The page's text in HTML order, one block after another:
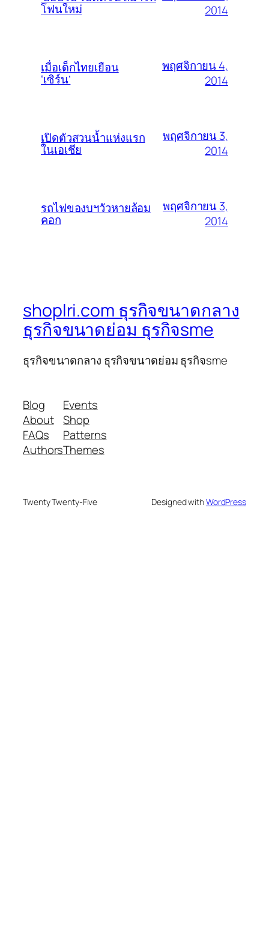
โฟนใหม่
2014
เมื่อเด็กไทยเยือน
‘เซิร์น’
พฤศจิกายน 4,
2014
เปิดตัวสวนน้ำแห่งแรก
ในเอเชีย
พฤศจิกายน 3,
2014
รถไฟของบฯวัวหายล้อม
คอก
พฤศจิกายน 3,
2014
shoplri.com ธุรกิจขนาดกลาง
ธุรกิจขนาดย่อม ธุรกิจsme
ธุรกิจขนาดกลาง ธุรกิจขนาดย่อม ธุรกิจsme
Blog
About
FAQs
Authors
Events
Shop
Patterns
Themes
Twenty Twenty-Five Designed withWordPress